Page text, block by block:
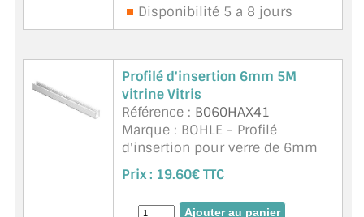
Disponibilité 5 a 8 jours
Profilé d'insertion 6mm 5M
vitrine Vitris
Référence : B060HAX41
Marque : BOHLE - Profilé
d'insertion pour verre de 6mm
d'épaisseur. En plastique
transparent. Adapté à la feuillure
BO 60HAX31/61 Supra
Prix : 19.60€ TTC